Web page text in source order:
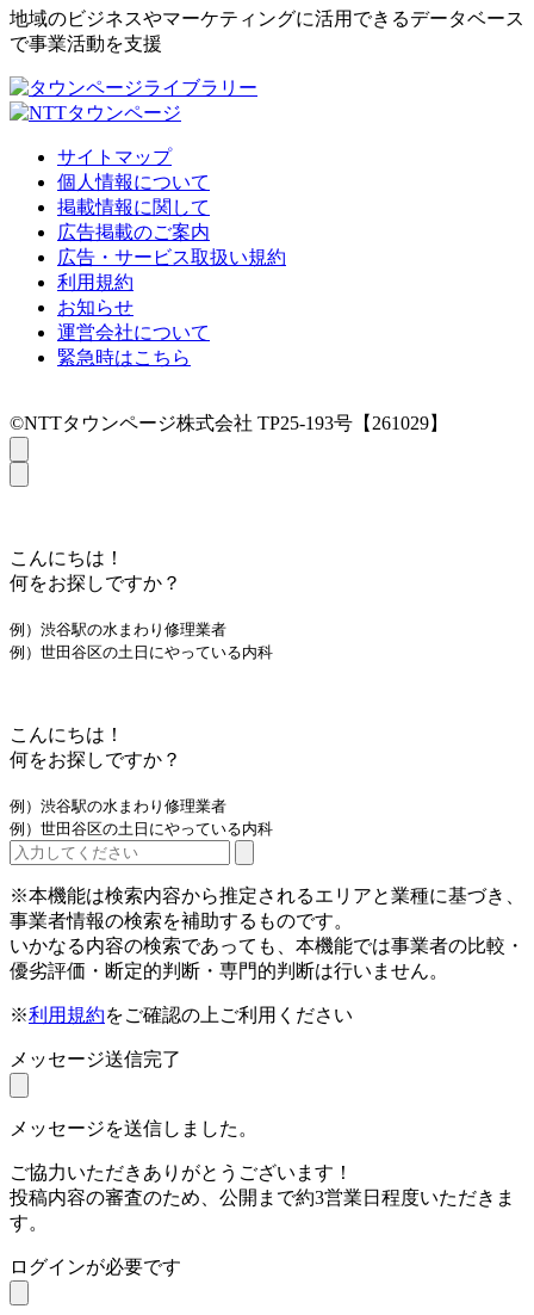
地域のビジネスやマーケティングに活用できるデータベース
で事業活動を支援
サイトマップ
個人情報について
掲載情報に関して
広告掲載のご案内
広告・サービス取扱い規約
利用規約
お知らせ
運営会社について
緊急時はこちら
©NTTタウンページ株式会社 TP25-193号【261029】
こんにちは！
何をお探しですか？
例）渋谷駅の水まわり修理業者
例）世田谷区の土日にやっている内科
こんにちは！
何をお探しですか？
例）渋谷駅の水まわり修理業者
例）世田谷区の土日にやっている内科
※本機能は検索内容から推定されるエリアと業種に基づき、
事業者情報の検索を補助するものです。
いかなる内容の検索であっても、本機能では事業者の比較・
優劣評価・断定的判断・専門的判断は行いません。
※利用規約をご確認の上ご利用ください
メッセージ送信完了
メッセージを送信しました。
ご協力いただきありがとうございます！
投稿内容の審査のため、公開まで約3営業日程度いただきま
す。
ログインが必要です